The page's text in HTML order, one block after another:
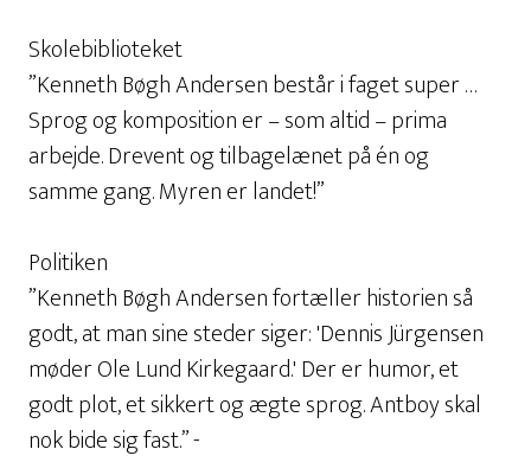
Skolebiblioteket
”Kenneth Bøgh Andersen består i faget super …
Sprog og komposition er – som altid – prima
arbejde. Drevent og tilbagelænet på én og
samme gang. Myren er landet!”
Politiken
”Kenneth Bøgh Andersen fortæller historien så
godt, at man sine steder siger: 'Dennis Jürgensen
møder Ole Lund Kirkegaard.' Der er humor, et
godt plot, et sikkert og ægte sprog. Antboy skal
nok bide sig fast.” -